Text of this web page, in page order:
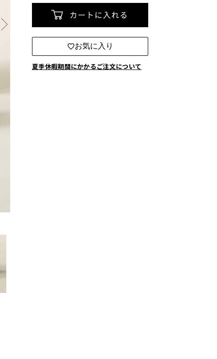
お気に入り
夏季休暇期間にかかるご注文について